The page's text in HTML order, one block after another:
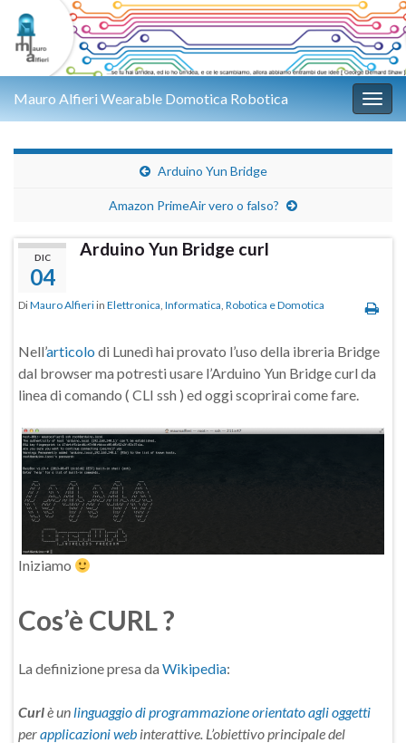
Mauro Alfieri Wearable Domotica Robotica
Arduino Yun Bridge
Amazon PrimeAir vero o falso?
DIC
04
Arduino Yun Bridge curl
DiMauro Alfieri in Elettronica, Informatica, Robotica e Domotica
Nell’articolo di Lunedì hai provato l’uso della ibreria Bridge
dal browser ma potresti usare l’Arduino Yun Bridge curl da
linea di comando ( CLI ssh ) ed oggi scoprirai come fare.
Iniziamo
Cos’è CURL ?
La definizione presa da Wikipedia:
Curlè unlinguaggio di programmazioneorientato agli oggetti
perapplicazioni web interattive. L’obiettivo principale del